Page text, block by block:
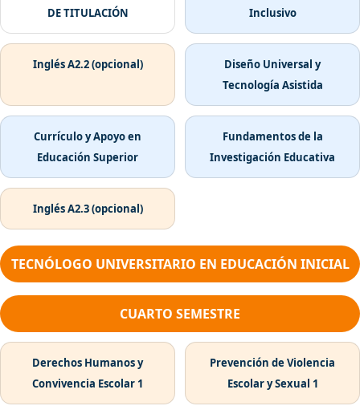
DE TITULACIÓN
Inclusivo
Inglés A2.2 (opcional)
Diseño Universal y
Tecnología Asistida
Currículo y Apoyo en
Educación Superior
Fundamentos de la
Investigación Educativa
Inglés A2.3 (opcional)
TECNÓLOGO UNIVERSITARIO EN EDUCACIÓN INICIAL
CUARTO SEMESTRE
Derechos Humanos y
Convivencia Escolar 1
Prevención de Violencia
Escolar y Sexual 1